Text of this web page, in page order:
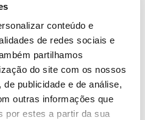
conteúdo e
de redes sociais e
partilhamos
do site com os nossos
publicidade e de análise,
outras informações que
por estes a partir da sua
Aberto Herdade
espécies em risco: